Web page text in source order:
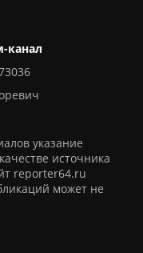
канал
указание
источника
reporter64.ru
может не